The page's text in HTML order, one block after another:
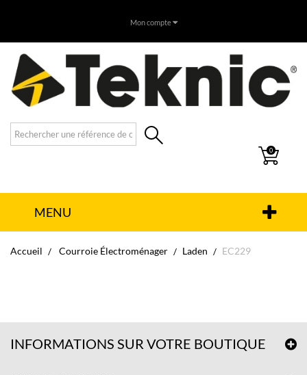
Mon compte
0
MENU
Accueil Courroie Électroménager Laden EC229
INFORMATIONS SUR VOTRE BOUTIQUE